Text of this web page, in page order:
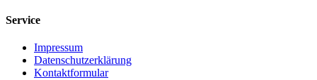
Service
Impressum
Datenschutzerklärung
Kontaktformular